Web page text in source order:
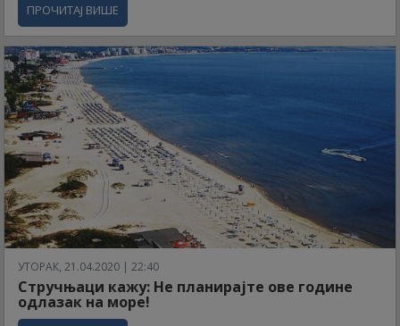
ПРОЧИТАЈ ВИШЕ
УТОРАК, 21.04.2020 | 22:40
Стручњаци кажу: Не планирајте ове године
одлазак на море!